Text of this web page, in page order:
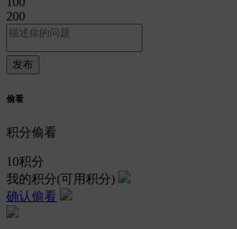
200
偷看
积分偷看
10积分
我的积分(可用积分)
确认偷看